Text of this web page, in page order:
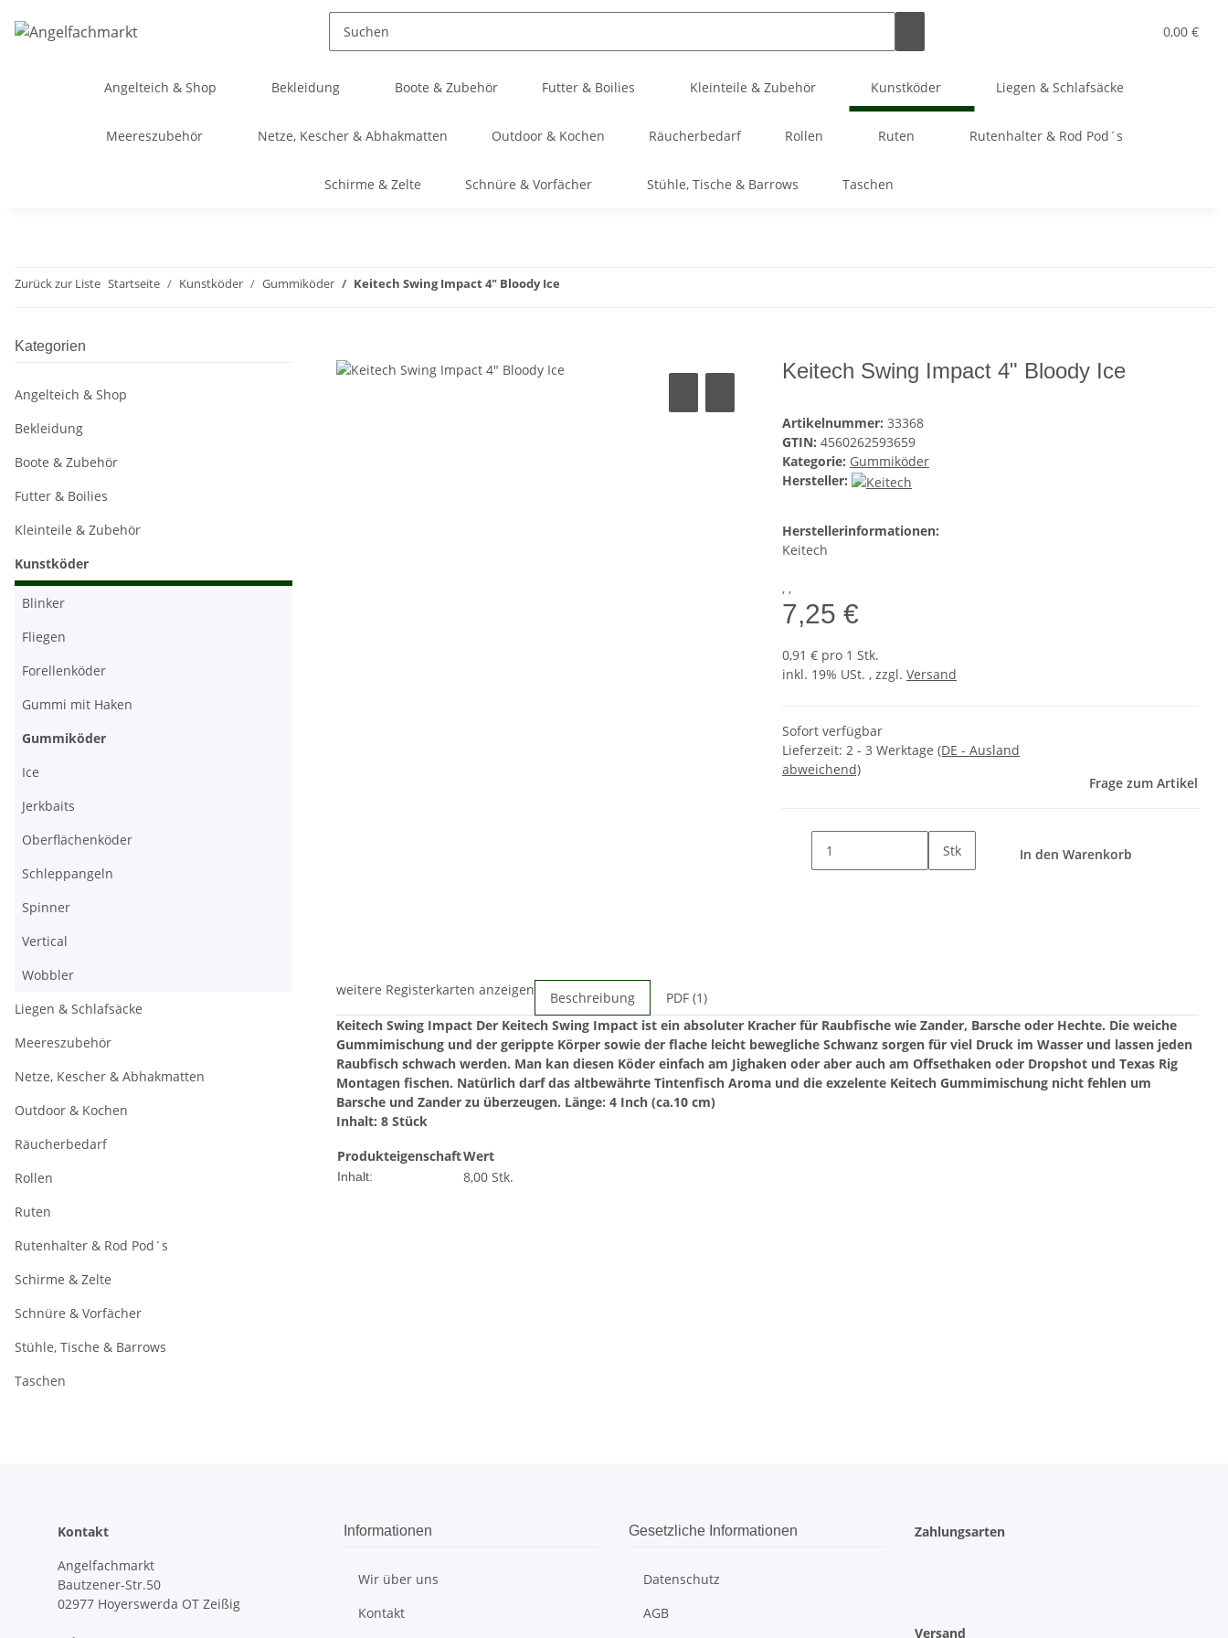
0,00 €
Angelteich & Shop Bekleidung Boote & Zubehör Futter & Boilies Kleinteile & Zubehör Kunstköder Liegen & Schlafsäcke
Meereszubehör Netze, Kescher & Abhakmatten Outdoor & Kochen Räucherbedarf Rollen Ruten Rutenhalter & Rod Pod´s
Schirme & Zelte Schnüre & Vorfächer Stühle, Tische & Barrows Taschen
Zurück zur Liste Startseite Kunstköder Gummiköder Keitech Swing Impact 4" Bloody Ice
Keitech Swing Impact 4" Bloody Ice
Artikelnummer: 33368
GTIN: 4560262593659
Kategorie: Gummiköder
Hersteller:
Herstellerinformationen:
Keitech
, ,
7,25 €
0,91 € pro 1 Stk.
inkl. 19% USt. , zzgl. Versand
Sofort verfügbar
Lieferzeit: 2 - 3 Werktage (DE - Ausland
abweichend)
Frage zum Artikel
Stk In den Warenkorb
weitere Registerkarten anzeigen Beschreibung
PDF (1)
Keitech Swing Impact Der Keitech Swing Impact ist ein absoluter Kracher für Raubfische wie Zander, Barsche oder Hechte. Die weiche
Gummimischung und der gerippte Körper sowie der flache leicht bewegliche Schwanz sorgen für viel Druck im Wasser und lassen jeden
Raubfisch schwach werden. Man kan diesen Köder einfach am Jighaken oder aber auch am Offsethaken oder Dropshot und Texas Rig
Montagen fischen. Natürlich darf das altbewährte Tintenfisch Aroma und die exzelente Keitech Gummimischung nicht fehlen um
Barsche und Zander zu überzeugen. Länge: 4 Inch (ca.10 cm)
Inhalt: 8 Stück
ProdukteigenschaftWert
Inhalt: 8,00 Stk.
Kategorien
Angelteich & Shop
Bekleidung
Boote & Zubehör
Futter & Boilies
Kleinteile & Zubehör
Kunstköder
Blinker
Fliegen
Forellenköder
Gummi mit Haken
Gummiköder
Ice
Jerkbaits
Oberflächenköder
Schleppangeln
Spinner
Vertical
Wobbler
Liegen & Schlafsäcke
Meereszubehör
Netze, Kescher & Abhakmatten
Outdoor & Kochen
Räucherbedarf
Rollen
Ruten
Rutenhalter & Rod Pod´s
Schirme & Zelte
Schnüre & Vorfächer
Stühle, Tische & Barrows
Taschen
Kontakt
Angelfachmarkt
Bautzener-Str.50
02977 Hoyerswerda OT Zeißig
Informationen
Wir über uns
Kontakt
Gesetzliche Informationen
Datenschutz
AGB
Zahlungsarten
Versand